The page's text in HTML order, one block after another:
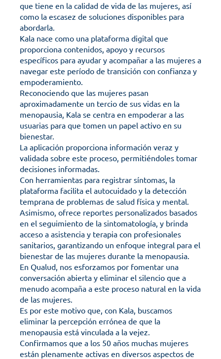
que tiene en la calidad de vida de las mujeres, así
como la escasez de soluciones disponibles para
abordarla.
Kala nace como una plataforma digital que
proporciona contenidos, apoyo y recursos
específicos para ayudar y acompañar a las mujeres a
navegar este período de transición con confianza y
empoderamiento.
Reconociendo que las mujeres pasan
aproximadamente un tercio de sus vidas en la
menopausia, Kala se centra en empoderar a las
usuarias para que tomen un papel activo en su
bienestar.
La aplicación proporciona información veraz y
validada sobre este proceso, permitiéndoles tomar
decisiones informadas.
Con herramientas para registrar síntomas, la
plataforma facilita el autocuidado y la detección
temprana de problemas de salud física y mental.
Asimismo, ofrece reportes personalizados basados
en el seguimiento de la sintomatología, y brinda
acceso a asistencia y terapia con profesionales
sanitarios, garantizando un enfoque integral para el
bienestar de las mujeres durante la menopausia.
En Qualud, nos esforzamos por fomentar una
conversación abierta y eliminar el silencio que a
menudo acompaña a este proceso natural en la vida
de las mujeres.
Es por este motivo que, con Kala, buscamos
eliminar la percepción errónea de que la
menopausia está vinculada a la vejez.
Confirmamos que a los 50 años muchas mujeres
están plenamente activas en diversos aspectos de